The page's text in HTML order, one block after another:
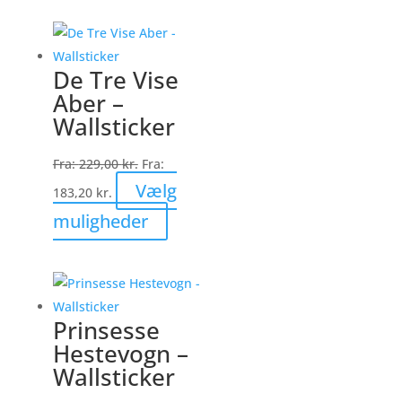
flere
Mulighederne
vælges
varesiden
De Tre Vise
Aber –
Wallsticker
Fra:229,00kr. Fra:
183,20 kr.
Vælg
muligheder
vare
flere
kan
vælges
Prinsesse
Hestevogn –
Wallsticker